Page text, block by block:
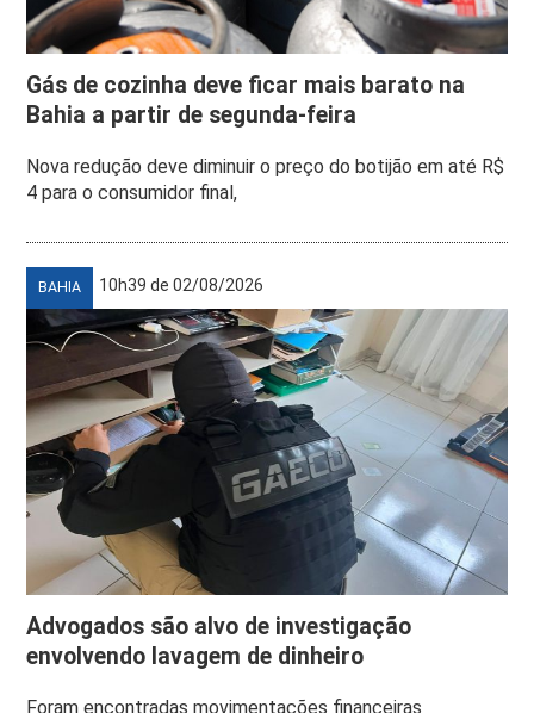
Gás de cozinha deve ficar mais barato na
Bahia a partir de segunda-feira
Nova redução deve diminuir o preço do botijão em até R$
4 para o consumidor final,
BAHIA 10h39 de 02/08/2026
Advogados são alvo de investigação
envolvendo lavagem de dinheiro
Foram encontradas movimentações financeiras